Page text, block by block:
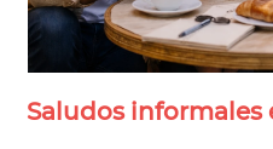
Saludos informales